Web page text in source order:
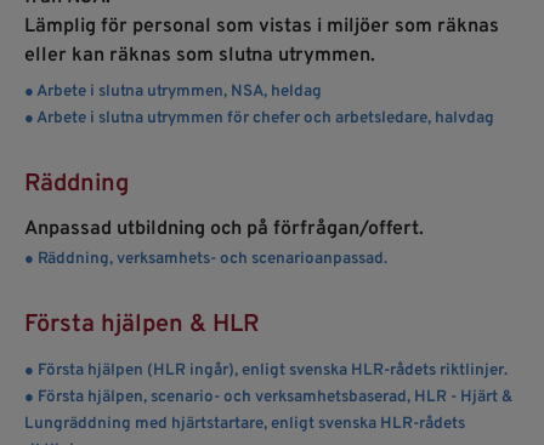
Lämplig för personal som vistas i miljöer som räknas
eller kan räknas som slutna utrymmen.
● Arbete i slutna utrymmen, NSA, heldag
● Arbete i slutna utrymmen för chefer och arbetsledare, halvdag
Räddning
Anpassad utbildning och på förfrågan/offert.
● Räddning, verksamhets- och scenarioanpassad.
Första hjälpen & HLR
● Första hjälpen (HLR ingår), enligt svenska HLR-rådets riktlinjer.
● Första hjälpen, scenario- och verksamhetsbaserad, HLR - Hjärt &
Lungräddning med hjärtstartare, enligt svenska HLR-rådets